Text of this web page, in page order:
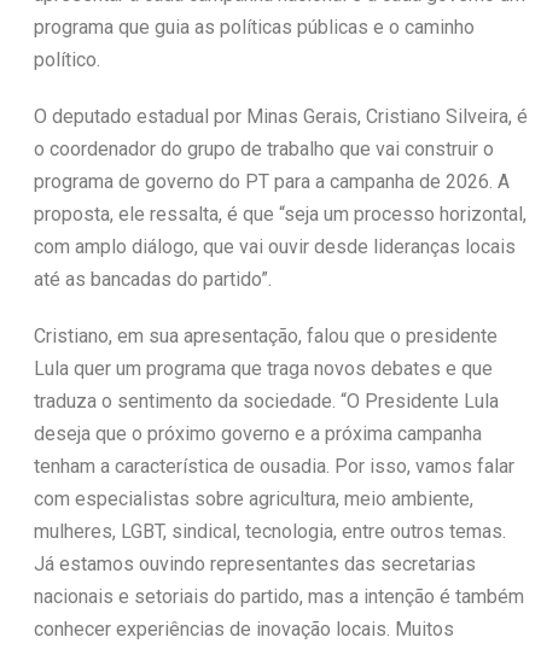
programa que guia as políticas públicas e o caminho
político.
O deputado estadual por Minas Gerais, Cristiano Silveira, é
o coordenador do grupo de trabalho que vai construir o
programa de governo do PT para a campanha de 2026. A
proposta, ele ressalta, é que “seja um processo horizontal,
com amplo diálogo, que vai ouvir desde lideranças locais
até as bancadas do partido”.
Cristiano, em sua apresentação, falou que o presidente
Lula quer um programa que traga novos debates e que
traduza o sentimento da sociedade. “O Presidente Lula
deseja que o próximo governo e a próxima campanha
tenham a característica de ousadia. Por isso, vamos falar
com especialistas sobre agricultura, meio ambiente,
mulheres, LGBT, sindical, tecnologia, entre outros temas.
Já estamos ouvindo representantes das secretarias
nacionais e setoriais do partido, mas a intenção é também
conhecer experiências de inovação locais. Muitos